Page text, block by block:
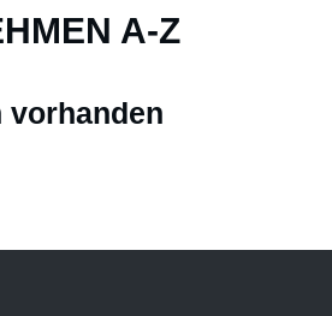
A-Z
vorhanden